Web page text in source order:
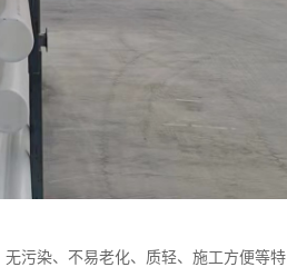
污染、不易老化、质轻、施工方便等特